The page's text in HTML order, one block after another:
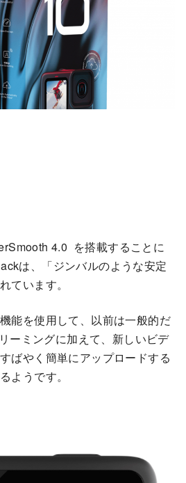
4.0 を搭載することに
は、「ジンバルのような安定
ています。
能を使用して、以前は一般的だ
ーミングに加えて、新しいビデ
ばやく簡単にアップロードする
ようです。